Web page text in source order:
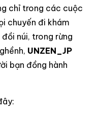
chỉ trong các cuộc
chuyến đi khám
núi, trong rừng
UNZEN_JP
bạn đồng hành